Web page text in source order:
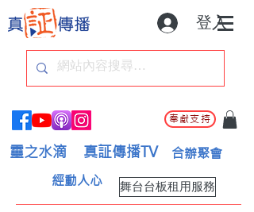
登入
奉獻支持
靈之水滴 真証傳播TV 合辦聚會
舞台台板租用服務
經動人心